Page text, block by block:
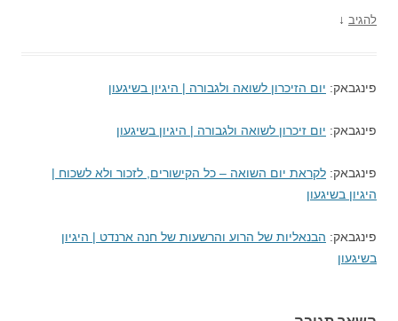
להגיב ↓
פינגבאק: יום הזיכרון לשואה ולגבורה | היגיון בשיגעון
פינגבאק: יום זיכרון לשואה ולגבורה | היגיון בשיגעון
פינגבאק: לקראת יום השואה – כל הקישורים, לזכור ולא לשכוח |
היגיון בשיגעון
פינגבאק: הבנאליות של הרוע והרשעות של חנה ארנדט | היגיון
בשיגעון